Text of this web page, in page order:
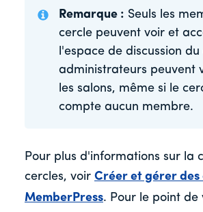
Remarque : Seuls les
cercle peuvent voir et
l'espace de discussion du
administrateurs peuvent
les salons, même si le
compte aucun membre.
Pour plus d'informations sur la
cercles, voir Créer et gérer des
MemberPress. Pour le point de